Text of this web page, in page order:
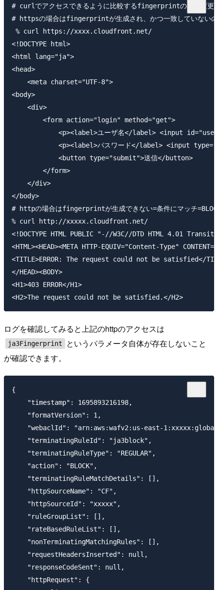
# curlでアクセスできるように比較するfingerprintの値は変更
# httpsの場合はfingerprintが生成され、かつ一致していないの
% curl https://xxxx.cloudfront.net/
<!DOCTYPE html>
<html lang="ja">
<head>
    <meta charset="UTF-8">
<body>
    <div>
        <form action="login" method="get">
<p><label>ユーザ名</label> <input
<p><label>パスワード</label> <input
            <button type="submit">送信</button>
        </form>
    </div>
</body>
# httpの場合はfingerprintが生成できない=条件にマッチ
% curl http://xxxxx.cloudfront.net/
<!DOCTYPE HTML PUBLIC "-//W3C//DTD HTML 4.01
<HTML><HEAD><META HTTP-EQUIV="Content-Type"
<TITLE>ERROR: The request could not be satisfied</
</HEAD><BODY>
<H1>403 ERROR</H1>
ログを確認してみると上記のhttpのアクセスは
ja3Fingerprint
というパラメータ自体が存在しないこと
が確認できます。
{
    "timestamp": 1695893216198,
    "formatVersion": 1,
"webaclId": "arn:aws:wafv2:us-east-
    "terminatingRuleId": "ja3block",
    "terminatingRuleType": "REGULAR",
    "action": "BLOCK",
    "terminatingRuleMatchDetails": [],
    "httpSourceName": "CF",
    "httpSourceId": "xxxxx",
    "ruleGroupList": [],
    "rateBasedRuleList": [],
    "nonTerminatingMatchingRules": [],
    "requestHeadersInserted": null,
    "responseCodeSent": null,
    "httpRequest": {